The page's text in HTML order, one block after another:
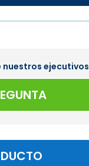
nuestros ejecutivos